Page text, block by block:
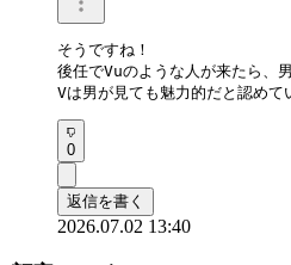
そうですね！
後任でVuのような人が来たら、
Vは男が見ても魅力的だと認めて
0
返信を書く
2026.07.02 13:40